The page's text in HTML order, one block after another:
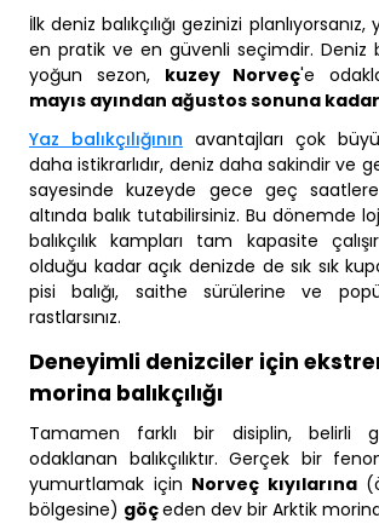
İlk deniz balıkçılığı gezinizi
en pratik ve en güvenli seçimdir. Deniz
yoğun sezon, kuzey Norveç'e
mayıs ayından ağustos sonuna kadar
Yaz balıkçılığının avantajları çok
daha istikrarlıdır, deniz daha sakindir ve
sayesinde kuzeyde gece geç
altında balık tutabilirsiniz. Bu dönemde
balıkçılık kampları tam kapasite
olduğu kadar açık denizde de sık sık
pisi balığı, saithe sürülerine ve
rastlarsınız.
Deneyimli denizciler için
morina balıkçılığı
Tamamen farklı bir disiplin, belirli
odaklanan balıkçılıktır. Gerçek bir
yumurtlamak için Norveç kıyılarına
bölgesine) göçeden dev bir Arktik morina